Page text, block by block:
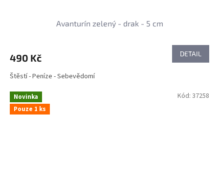
Avanturín zelený - drak - 5 cm
490 Kč DETAIL
Štěstí - Peníze - Sebevědomí
Novinka
Pouze 1 ks
Kód: 37258